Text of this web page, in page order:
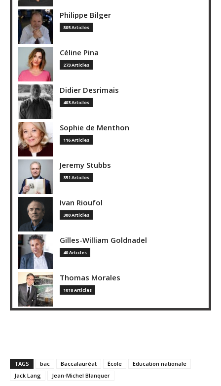
Philippe Bilger
805 Articles
Céline Pina
273 Articles
Didier Desrimais
403 Articles
Sophie de Menthon
116 Articles
Jeremy Stubbs
351 Articles
Ivan Rioufol
300 Articles
Gilles-William Goldnadel
40 Articles
Thomas Morales
1018 Articles
TAGS bac Baccalauréat École
Education nationale
Jack Lang
Jean-Michel Blanquer